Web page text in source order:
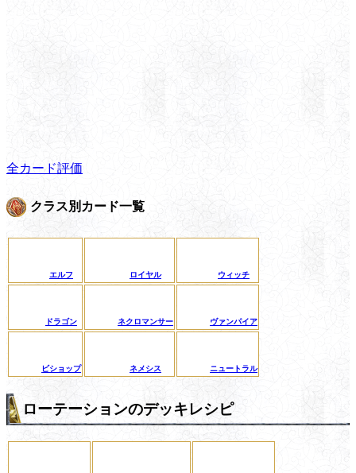
全カード評価
クラス別カード一覧
エルフ ロイヤル ウィッチ
ドラゴン ネクロマンサー ヴァンパイア
ビショップ ネメシス ニュートラル
ローテーションのデッキレシピ